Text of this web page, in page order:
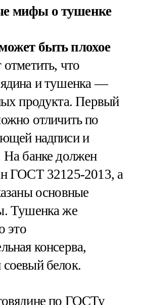
мифы о тушенке
быть плохое
отметить, что
и тушенка —
продукта. Первый
отличить по
надписи и
На банке должен
ГОСТ 32125-2013, а
основные
Тушенка же
это
консерва,
белок.
по ГОСТу